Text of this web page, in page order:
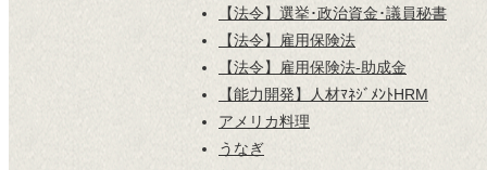
【法令】選挙･政治資金･議員秘書
【法令】雇用保険法
【法令】雇用保険法-助成金
【能力開発】人材ﾏﾈｼﾞﾒﾝﾄHRM
アメリカ料理
うなぎ